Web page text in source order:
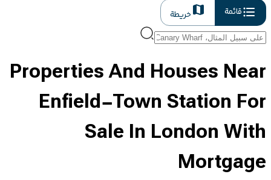
قائمة
خريطة
Properties And Houses Near
Enfield-Town Station For
Sale In London With
Mortgage